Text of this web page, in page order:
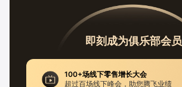
即刻成为俱乐部会员
100+场线下零售增长大会
超过百场线下峰会，助您腾飞业绩